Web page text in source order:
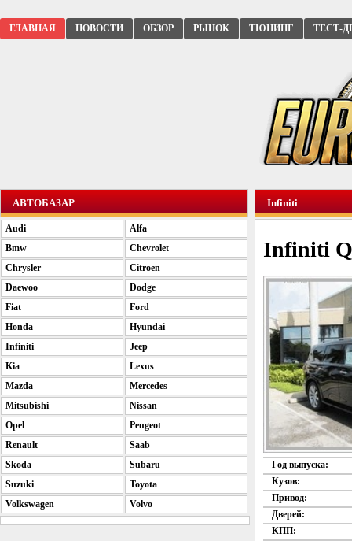
ГЛАВНАЯ НОВОСТИ ОБЗОР РЫНОК ТЮНИНГ ТЕСТ-
Infiniti
Infiniti
Год выпуска:
Кузов:
Привод:
Дверей:
КПП:
АВТОБАЗАР
Audi
Alfa
Bmw
Chevrolet
Chrysler
Citroen
Daewoo
Dodge
Fiat
Ford
Honda
Hyundai
Infiniti
Jeep
Kia
Lexus
Mazda
Mercedes
Mitsubishi
Nissan
Opel
Peugeot
Renault
Saab
Skoda
Subaru
Suzuki
Toyota
Volkswagen
Volvo